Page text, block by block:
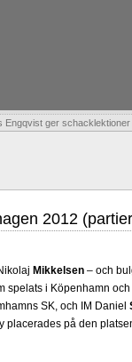
Engqvist ger schacklektioner
2012
Mikkelsen– och
spelats i Köpenhamn
SK, och IM Daniel
placerades på den